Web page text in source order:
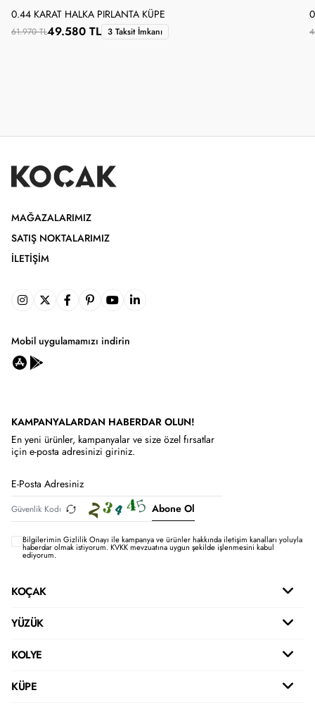
0.44 KARAT HALKA PIRLANTA KÜPE
61.970 TL49.580 TL 3 Taksit İmkanı
MAĞAZALARIMIZ
SATIŞ NOKTALARIMIZ
İLETIŞIM
Mobil uygulamamızı indirin
KAMPANYALARDAN HABERDAR OLUN!
En yeni ürünler, kampanyalar ve size özel fırsatlar
için e-posta adresinizi giriniz.
Abone Ol
Bilgilerimin Gizlilik Onayı ile kampanya ve ürünler hakkında iletişim kanalları yoluyla
haberdar olmak istiyorum.KVKK mevzuatına uygun şekilde işlenmesini kabul
ediyorum.
KOÇAK
YÜZÜK
KOLYE
KÜPE